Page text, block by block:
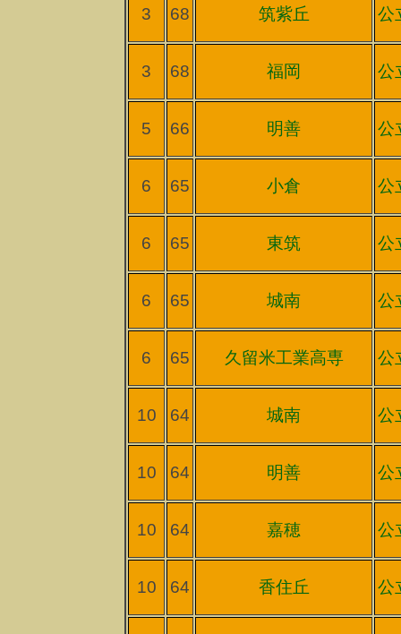
3 68 筑紫丘 公
3 68 福岡 公
5 66 明善 公
6 65 小倉 公
6 65 東筑 公
6 65 城南 公
6 65 久留米工業高専 公
10 64 城南 公
10 64 明善 公
10 64 嘉穂 公
10 64 香住丘 公